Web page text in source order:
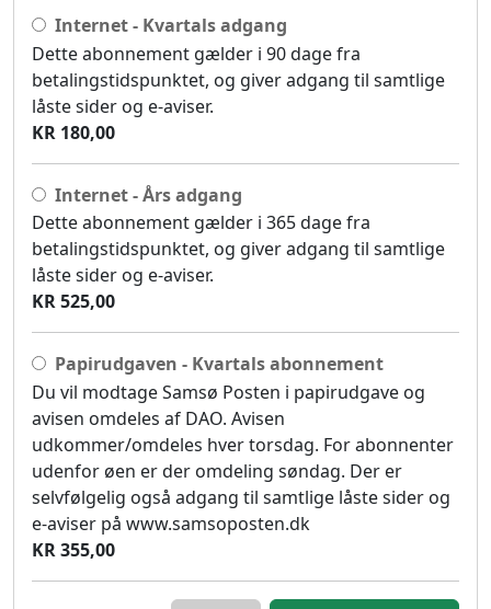
Internet - Kvartals adgang
Dette abonnement gælder i 90 dage fra
betalingstidspunktet, og giver adgang til samtlige
låste sider og e-aviser.
KR 180,00
Internet - Års adgang
Dette abonnement gælder i 365 dage fra
betalingstidspunktet, og giver adgang til samtlige
låste sider og e-aviser.
KR 525,00
Papirudgaven - Kvartals abonnement
Du vil modtage Samsø Posten i papirudgave og
avisen omdeles af DAO. Avisen
udkommer/omdeles hver torsdag. For abonnenter
udenfor øen er der omdeling søndag. Der er
selvfølgelig også adgang til samtlige låste sider og
e-aviser på www.samsoposten.dk
KR 355,00